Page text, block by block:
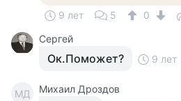
9 лет 5
0
Сергей
Ок.Поможет? 9 лет
МД Михаил Дроздов